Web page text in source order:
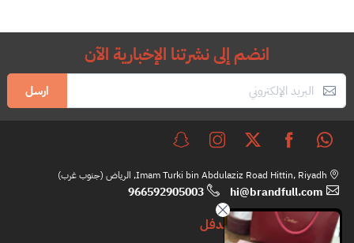
انضم إلى نشرتنا الإخبارية الآن
ارسل
Imam Turki bin Abdulaziz Road Hittin, Riyadh, الرياض (جنوب غرب)
hi@brandfull.com
966592905003
براندفل